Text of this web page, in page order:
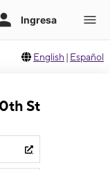
English | Español
St